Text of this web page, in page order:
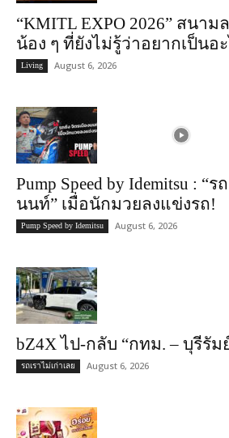
“KMITL EXPO 2026” สนา
น้อง ๆ ที่ยังไม่รู้ว่าอยากเป็นอ
Living August 6, 2026
Pump Speed by Idemitsu : “ร
นนท์” เมื่อนักมวยลงแข่งรถ!
Pump Speed by Idemitsu August 6, 2026
bZ4X ไป-กลับ “กทม. – บุรีรัม
รถเราไม่เก่าเลย August 6, 2026